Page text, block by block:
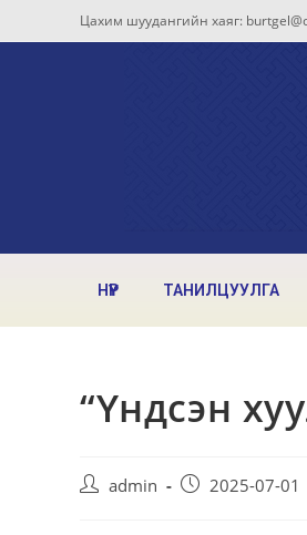
Цахим шуудангийн хаяг:
НҮҮР ТАНИЛЦУУЛГА
“Үндсэн
admin 2025-07-01